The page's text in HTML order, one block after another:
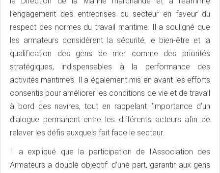
l’engagement des entreprises du secteur en faveur du
respect des normes du travail maritime. Il a souligné que
les armateurs considèrent la sécurité, le bien-être et la
qualification des gens de mer comme des priorités
stratégiques, indispensables à la performance des
activités maritimes. Il a également mis en avant les efforts
consentis pour améliorer les conditions de vie et de travail
à bord des navires, tout en rappelant l’importance d’un
dialogue permanent entre les différents acteurs afin de
relever les défis auxquels fait face le secteur.
Il a expliqué que la participation de l'Association des
Armateurs a double objectif: d'une part, garantir aux gens